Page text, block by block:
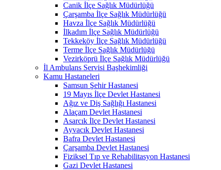
Canik İlçe Sağlık Müdürlüğü
Çarşamba İlçe Sağlık Müdürlüğü
Havza İlçe Sağlık Müdürlüğü
İlkadım İlçe Sağlık Müdürlüğü
Tekkeköy İlçe Sağlık Müdürlüğü
Terme İlçe Sağlık Müdürlüğü
Vezirköprü İlçe Sağlık Müdürlüğü
İl Ambulans Servisi Başhekimliği
Kamu Hastaneleri
Samsun Şehir Hastanesi
19 Mayıs İlçe Devlet Hastanesi
Ağız ve Diş Sağlığı Hastanesi
Alaçam Devlet Hastanesi
Asarcık İlçe Devlet Hastanesi
Ayvacık Devlet Hastanesi
Bafra Devlet Hastanesi
Çarşamba Devlet Hastanesi
Fiziksel Tıp ve Rehabilitasyon Hastanesi
Gazi Devlet Hastanesi